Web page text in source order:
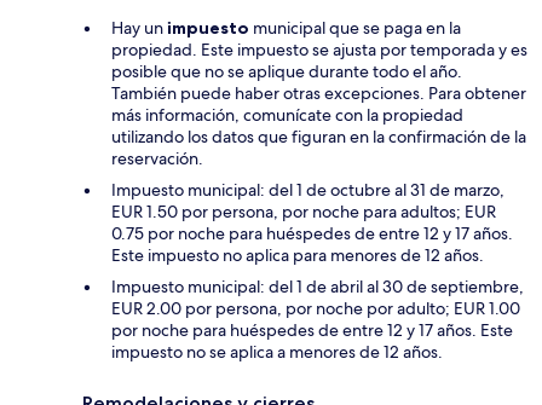
Hay unimpuesto municipal que se paga en la
propiedad. Este impuesto se ajusta por temporada y es
posible que no se aplique durante todo el año.
También puede haber otras excepciones. Para obtener
más información, comunícate con la propiedad
utilizando los datos que figuran en la confirmación de la
reservación.
Impuesto municipal: del 1 de octubre al 31 de marzo,
EUR 1.50 por persona, por noche para adultos; EUR
0.75 por noche para huéspedes de entre 12 y 17 años.
Este impuesto no aplica para menores de 12 años.
Impuesto municipal: del 1 de abril al 30 de septiembre,
EUR 2.00 por persona, por noche por adulto; EUR 1.00
por noche para huéspedes de entre 12 y 17 años. Este
impuesto no se aplica a menores de 12 años.